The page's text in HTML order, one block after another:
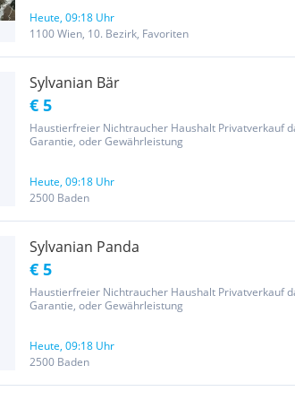
Heute, 09:18 Uhr
1100 Wien, 10. Bezirk, Favoriten
Sylvanian Bär
€ 5
Haustierfreier Nichtraucher Haushalt Privatverkauf
Garantie, oder Gewährleistung
Heute, 09:18 Uhr
2500 Baden
Sylvanian Panda
€ 5
Haustierfreier Nichtraucher Haushalt Privatverkauf
Garantie, oder Gewährleistung
Heute, 09:18 Uhr
2500 Baden